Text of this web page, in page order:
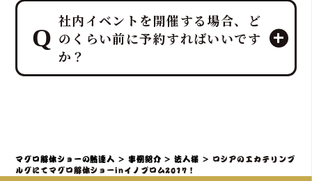
ホテルレベルのおもてなしをコンセプ
トにしており、企画・演出だけでな
く、設営から撤収まで全てを対応させ
ていただきます。
一体感のあるエンタメショーとなり、
大迫力の40キロ以上の「マグロ解体シ
ョー」や新鮮な部位の「最高の食体
験」レポートなどを通じて、会場の話
社内イベントを開催する場合、ど
のくらい前に予約すればいいです
か？
約いただくことを推奨しております。
特に、大規模なイベントや、忘年会・
マグロ解体ショーの鮪達人 > 事例紹介 >法人様 >
ロシアのエカテリンブ
ルグにてマグロ解体ショーinイノプロム2017！